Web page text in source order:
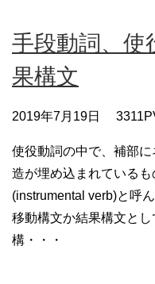
手段動詞、使
果構文
2019年7月19日
使役動詞の中で、補部
造が埋め込まれている
(instrumental verb)と呼
移動構文か結果構文と
構・・・